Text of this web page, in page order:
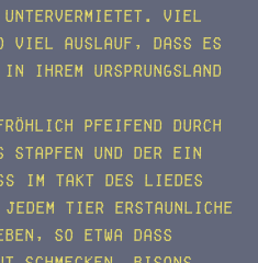
untervermietet. Viel
viel Auslauf, dass es
ihrem Ursprungsland
fröhlich pfeifend durch
stapfen und der ein
im Takt des Liedes
Tier erstaunliche
so etwa dass